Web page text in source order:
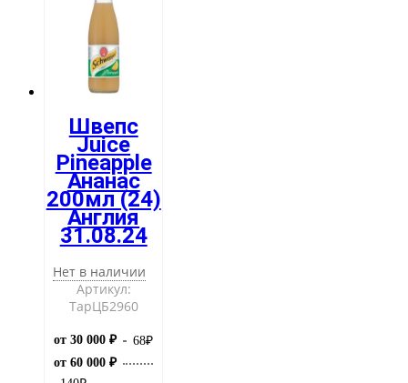
Швепс
Juice
Pineapple
Ананас
200мл (24)
Англия
31.08.24
Нет в наличии
Артикул:
ТарЦБ2960
от 30 000 ₽ 68₽
от 60 000 ₽